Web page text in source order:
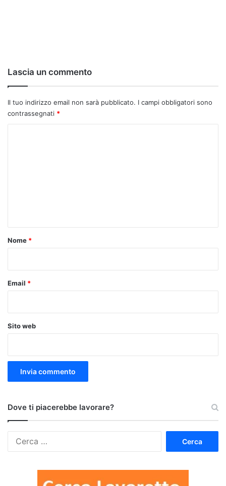
Lascia un commento
Il tuo indirizzo email non sarà pubblicato. I campi obbligatori sono
contrassegnati *
o
Nome *
Email *
Sito web
Dove ti piacerebbe lavorare?